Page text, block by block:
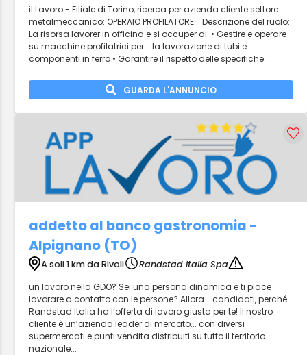
il Lavoro - Filiale di Torino, ricerca per azienda cliente settore
metalmeccanico: OPERAIO PROFILATORE... Descrizione del ruolo:
La risorsa lavorer in officina e si occuper di: • Gestire e operare
su macchine profilatrici per... la lavorazione di tubi e
componenti in ferro • Garantire il rispetto delle specifiche...
GUARDA L'ANNUNCIO
addetto al banco gastronomia -
Alpignano (TO)
A soli 1 km da Rivoli
Randstad Italia Spa
un lavoro nella GDO? Sei una persona dinamica e ti piace
lavorare a contatto con le persone? Allora... candidati, perché
Randstad Italia ha l’offerta di lavoro giusta per te! Il nostro
cliente è un’azienda leader di mercato... con diversi
supermercati e punti vendita distribuiti su tutto il territorio
nazionale...